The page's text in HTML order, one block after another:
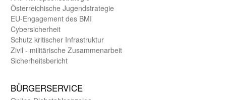
Öster­reichische Jugend­strategie
EU-Engagement des BMI
Cybersicherheit
Schutz kritischer Infra­struktur
Zivil - militärische Zusammen­arbeit
Sicherheits­bericht
BÜRGER­SERVICE